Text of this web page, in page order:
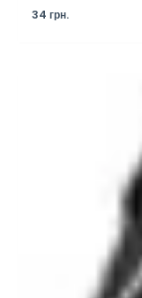
34грн.